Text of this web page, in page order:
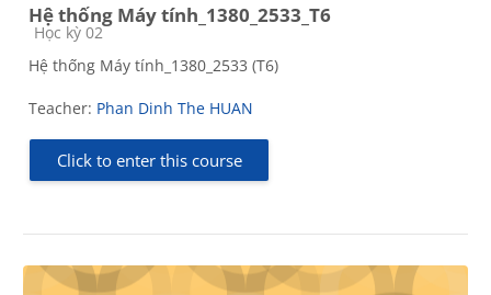
Hệ thống Máy tính_1380_2533_T6
Course category
Học kỳ 02
Hệ thống Máy tính_1380_2533 (T6)
Teacher: Phan Dinh The HUAN
Click to enter this course